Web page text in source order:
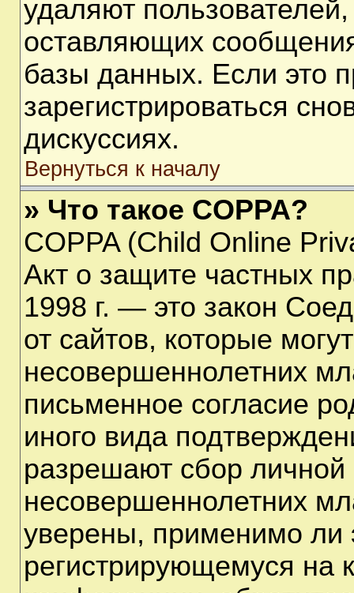
удаляют
оставляющих
базы данных. Если это
зарегистрироваться
дискуссиях.
Вернуться к началу
» Что такое COPPA?
COPPA (Child Online
Акт о защите частных
1998 г. — это закон
от сайтов, которые
несовершеннолетних
письменное согласие
иного вида
разрешают сбор
несовершеннолетних
уверены, применимо ли
регистрирующемуся на